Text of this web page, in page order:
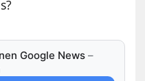
Google News –